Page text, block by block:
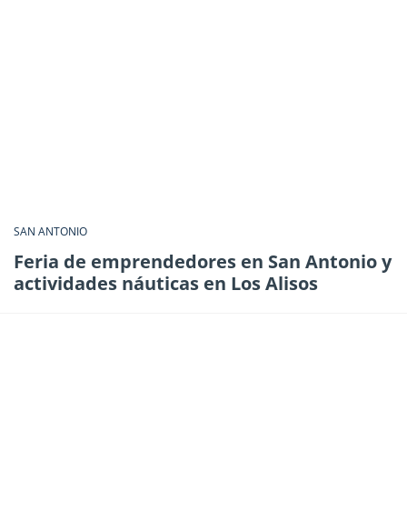
SAN ANTONIO
Feria de emprendedores en San Antonio y
actividades náuticas en Los Alisos